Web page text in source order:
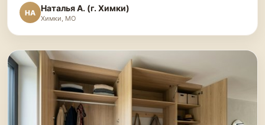
НА Наталья А. (г. Химки)
Химки, МО